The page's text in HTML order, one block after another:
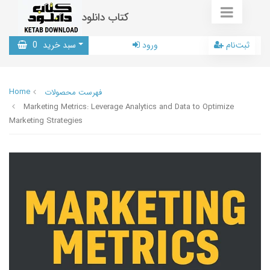
کتاب دانلود
سبد خرید 0 ورود ثبت‌نام
Home
فهرست محصولات
Marketing Metrics: Leverage Analytics and Data to Optimize
Marketing Strategies